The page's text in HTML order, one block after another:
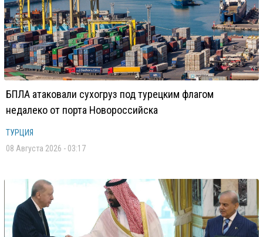
БПЛА атаковали сухогруз под турецким флагом
недалеко от порта Новороссийска
ТУРЦИЯ
08 Августа 2026 - 03:17